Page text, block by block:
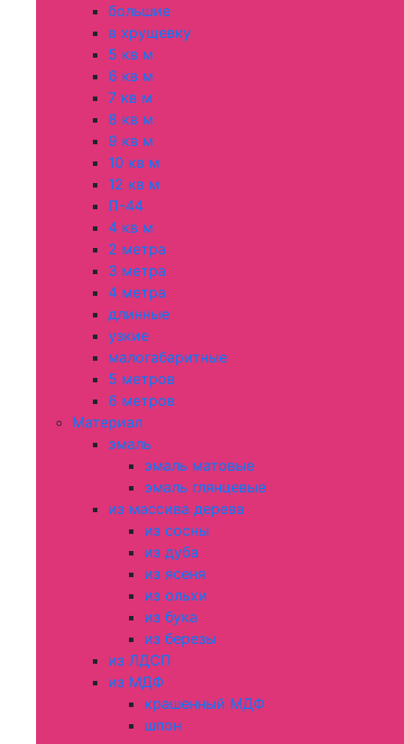
большие
в хрущевку
5 кв м
6 кв м
7 кв м
8 кв м
9 кв м
10 кв м
12 кв м
П-44
4 кв м
2 метра
3 метра
4 метра
длинные
узкие
малогабаритные
5 метров
6 метров
Материал
эмаль
эмаль матовые
эмаль глянцевые
из массива дерева
из сосны
из дуба
из ясеня
из ольхи
из бука
из березы
из ЛДСП
из МДФ
крашенный МДФ
шпон